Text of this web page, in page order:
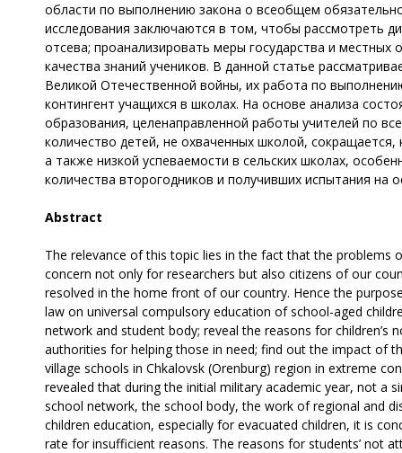
области по выполнению закона о всеобщем
исследования заключаются в том, чтобы рассмотреть
отсева; проанализировать меры государства и
качества знаний учеников. В данной статье
Великой Отечественной войны, их работа по
контингент учащихся в школах. На основе анализа
образования, целенаправленной работы учителей по
количество детей, не охваченных школой,
а также низкой успеваемости в сельских школах,
количества второгодников и получивших испытания на
Abstract
The relevance of this topic lies in the fact that the problems
concern not only for researchers but also citizens of our
resolved in the home front of our country. Hence the
law on universal compulsory education of school-aged
network and student body; reveal the reasons for
authorities for helping those in need; find out the impact of
village schools in Chkalovsk (Orenburg) region in extreme
revealed that during the initial military academic year, not a
school network, the school body, the work of regional and
children education, especially for evacuated children, it is
rate for insufficient reasons. The reasons for students’ not